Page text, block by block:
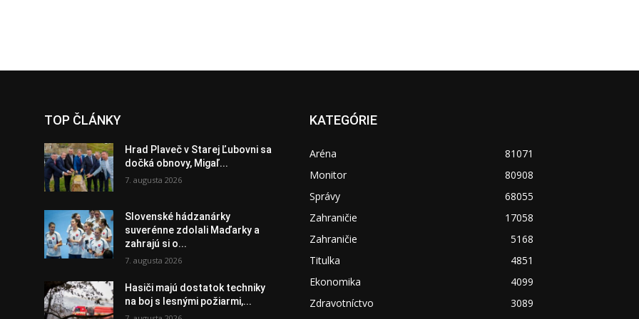
TOP ČLÁNKY
Hrad Plaveč v Starej Ľubovni sa
dočká obnovy, Migaľ...
7. augusta 2026
Slovenské hádzanárky
suverénne zdolali Maďarky a
zahrajú si o...
7. augusta 2026
Hasiči majú dostatok techniky
na boj s lesnými požiarmi,...
KATEGÓRIE
Aréna
81071
Monitor
80908
Správy
68055
Zahraničie
17058
Zahraničie
5168
Titulka
4851
Ekonomika
4099
Zdravotníctvo
3089